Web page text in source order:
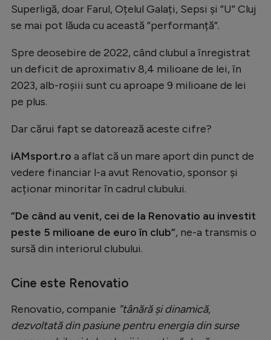
Rugby
Alte sporturi
JO 2024
Intră în cont
Superligă, doar Farul, Oțelul Galați, Sepsi și ”U” Cluj
se mai pot lăuda cu această ”performanță”.
Spre deosebire de 2022, când clubul a înregistrat
un deficit de aproximativ 8,4 milioane de lei, în
2023, alb-roșiii sunt cu aproape 9 milioane de lei
pe plus.
Dar cărui fapt se datorează aceste cifre?
iAMsport.ro a aflat că un mare aport din punct de
vedere financiar l-a avut Renovatio, sponsor și
acționar minoritar în cadrul clubului.
”De când au venit, cei de la Renovatio au investit
peste 5 milioane de euro în club”, ne-a transmis o
sursă din interiorul clubului.
Cine este Renovatio
Renovatio, companie ”tânără și dinamică,
dezvoltată din pasiune pentru energia din surse